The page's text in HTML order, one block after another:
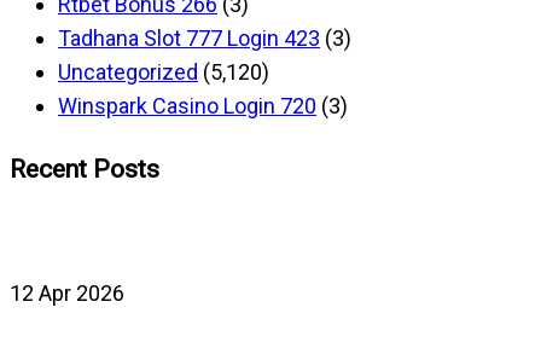
Tadhana Slot 777 Login 423 (3)
Uncategorized (5,120)
Winspark Casino Login 720 (3)
Recent Posts
12 Apr 2026